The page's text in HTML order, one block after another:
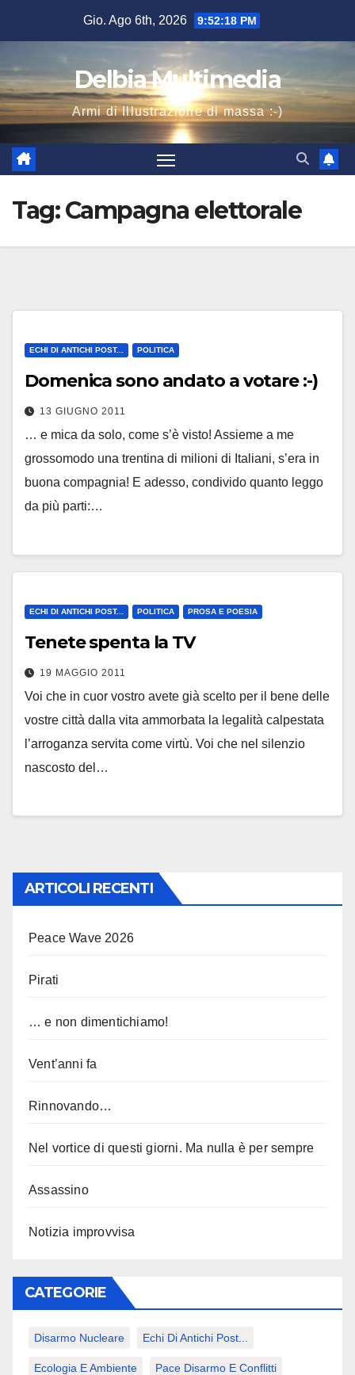
Gio. Ago 6th, 2026 9:52:18 PM
Delbia Multimedia
Armi di Illustrazione di massa :-)
Tag:Campagna elettorale
ECHI DI ANTICHI POST... POLITICA
Domenica sono andato a votare :-)
13 GIUGNO 2011
… e mica da solo, come s’è visto! Assieme a me
grossomodo una trentina di milioni di Italiani, s’era in
buona compagnia! E adesso, condivido quanto leggo
da più parti:…
ECHI DI ANTICHI POST... POLITICA PROSA E POESIA
Tenete spenta la TV
19 MAGGIO 2011
Voi che in cuor vostro avete già scelto per il bene delle
vostre città dalla vita ammorbata la legalità calpestata
l’arroganza servita come virtù. Voi che nel silenzio
nascosto del…
ARTICOLI RECENTI
Peace Wave 2026
Pirati
… e non dimentichiamo!
Vent’anni fa
Rinnovando…
Nel vortice di questi giorni. Ma nulla è per sempre
Assassino
Notizia improvvisa
CATEGORIE
Disarmo Nucleare Echi Di Antichi Post...
Ecologia E Ambiente Pace Disarmo E Conflitti